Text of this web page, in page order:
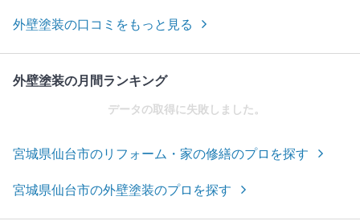
外壁塗装の口コミをもっと見る
外壁塗装の月間ランキング
データの取得に失敗しました。
宮城県仙台市のリフォーム・家の修繕のプロを探す
宮城県仙台市の外壁塗装のプロを探す